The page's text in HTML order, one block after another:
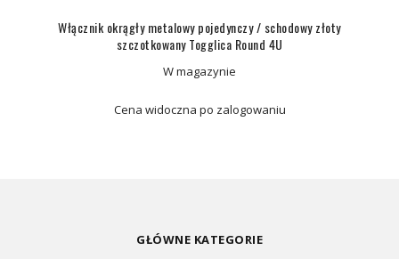
Włącznik okrągły metalowy pojedynczy / schodowy złoty
szczotkowany Togglica Round 4U
W magazynie
Cena widoczna po zalogowaniu
GŁÓWNE KATEGORIE